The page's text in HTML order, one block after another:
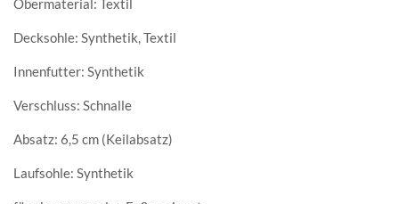
Obermaterial: Textil
Decksohle: Synthetik, Textil
Innenfutter: Synthetik
Verschluss: Schnalle
Absatz: 6,5 cm (Keilabsatz)
Laufsohle: Synthetik